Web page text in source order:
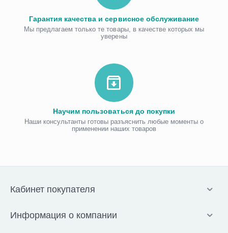
Гарантия качества и сервисное обслуживание
Мы предлагаем только те товары, в качестве которых мы
уверены
Научим пользоваться до покупки
Наши консультанты готовы разъяснить любые моменты о
применении наших товаров
Кабинет покупателя
Информация о компании